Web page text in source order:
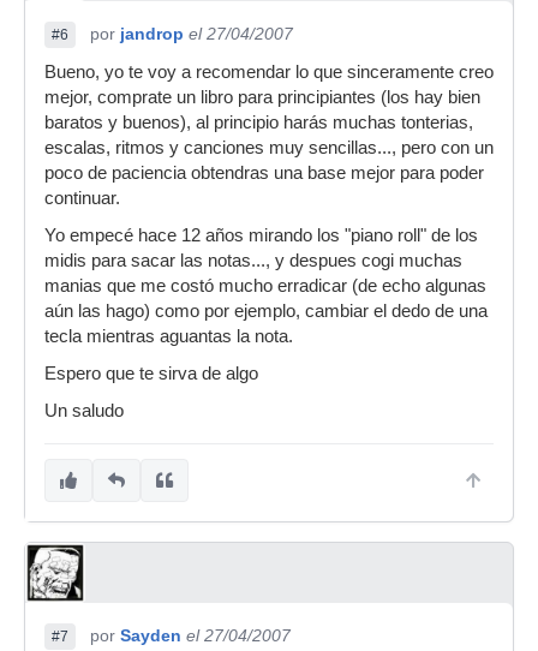
#6 por jandrop el 27/04/2007
Bueno, yo te voy a recomendar lo que sinceramente creo
mejor, comprate un libro para principiantes (los hay bien
baratos y buenos), al principio harás muchas tonterias,
escalas, ritmos y canciones muy sencillas..., pero con un
poco de paciencia obtendras una base mejor para poder
continuar.
Yo empecé hace 12 años mirando los "piano roll" de los
midis para sacar las notas..., y despues cogi muchas
manias que me costó mucho erradicar (de echo algunas
aún las hago) como por ejemplo, cambiar el dedo de una
tecla mientras aguantas la nota.
Espero que te sirva de algo
Un saludo
#7 por Sayden el 27/04/2007